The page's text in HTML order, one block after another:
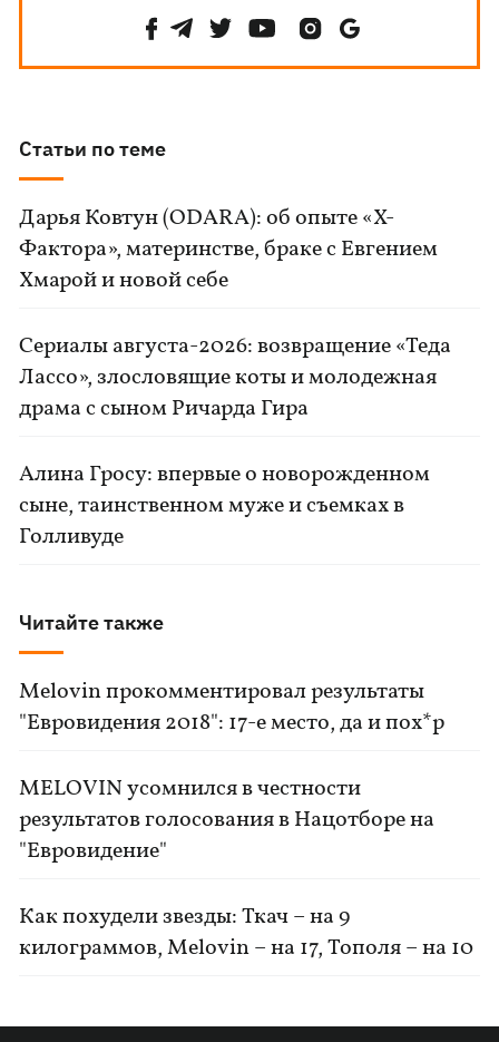
Статьи по теме
Дарья Ковтун (ODARA): об опыте «Х-
Фактора», материнстве, браке с Евгением
Хмарой и новой себе
Сериалы августа-2026: возвращение «Теда
Лассо», злословящие коты и молодежная
драма с сыном Ричарда Гира
Алина Гросу: впервые о новорожденном
сыне, таинственном муже и съемках в
Голливуде
Читайте также
Melovin прокомментировал результаты
"Евровидения 2018": 17-е место, да и пох*р
MELOVIN усомнился в честности
результатов голосования в Нацотборе на
"Евровидение"
Как похудели звезды: Ткач – на 9
килограммов, Melovin – на 17, Тополя – на 10